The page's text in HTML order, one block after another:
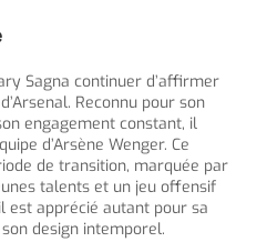
Sagna continuer d’affirmer
Reconnu pour son
engagement constant, il
d’Arsène Wenger. Ce
de transition, marquée par
talents et un jeu offensif
est apprécié autant pour sa
design intemporel.